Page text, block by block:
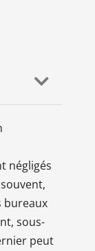
négligés
bureaux
sous-
peut